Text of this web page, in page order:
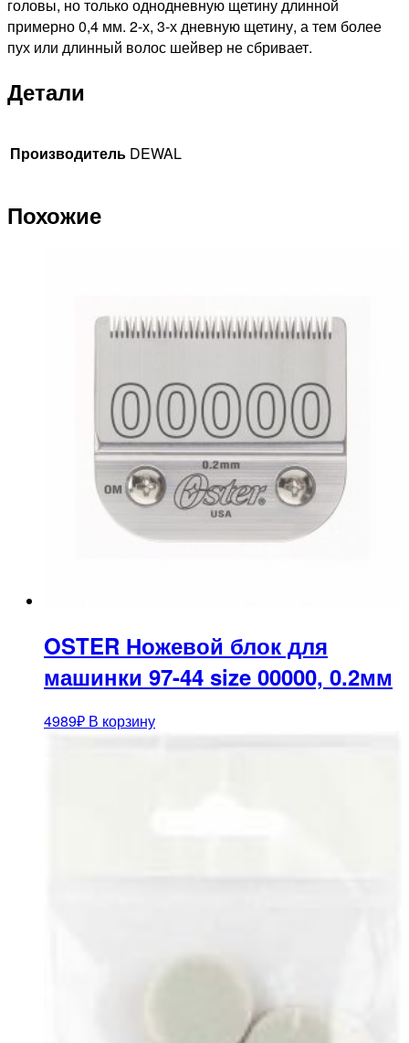
головы, но только однодневную щетину длинной
примерно 0,4 мм. 2-х, 3-х дневную щетину, а тем более
пух или длинный волос шейвер не сбривает.
Детали
Производитель DEWAL
Похожие
OSTER Ножевой блок для
машинки 97-44 size 00000, 0.2мм
4989₽ В корзину